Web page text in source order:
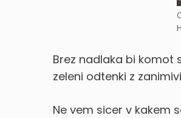
Brez nadlaka bi komot
zeleni odtenki z
Ne vem sicer v kakem